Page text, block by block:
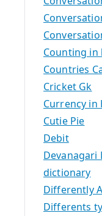
Counting in
Countries
Cricket Gk
Currency in
Cutie Pie
Debit
Devanagari
dictionary
Differently
Differents